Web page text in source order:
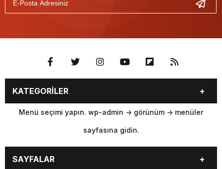
KATEGORİLER
Menü seçimi yapın. wp-admin -> görünüm -> menüler
sayfasına gidin.
SAYFALAR